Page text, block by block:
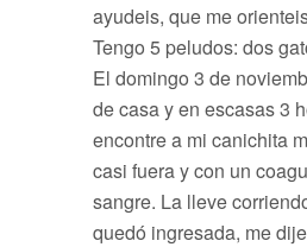
ayudeis, que me
Tengo 5 peludos: dos
El domingo 3 de
de casa y en escasas 3
encontre a mi canichita
casi fuera y con un
sangre. La lleve
quedó ingresada, me